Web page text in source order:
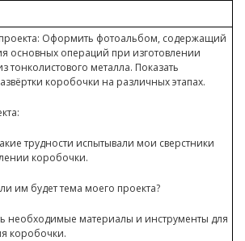
Оформить фотоальбом, содержащий
основных операций при изготовлении
тонколистового металла. Показать
коробочки на различных этапах.
трудности испытывали мои сверстники
коробочки.
им будет тема моего проекта?
необходимые материалы и инструменты для
коробочки.